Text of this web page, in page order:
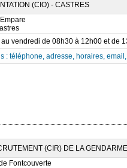
(CIO) - CASTRES
au vendredi de 08h30 à 12h00 et de
: téléphone, adresse, horaires,
(CIR) DE LA
Fontcouverte